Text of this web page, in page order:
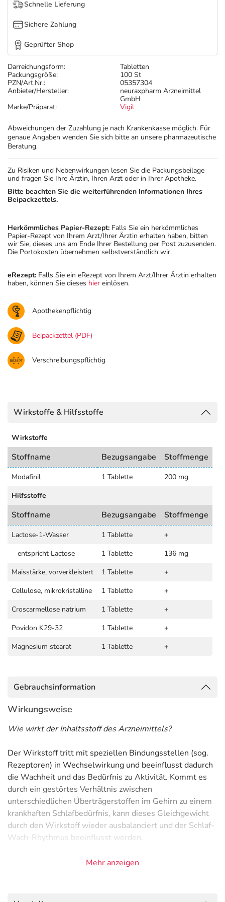
Tierapotheke
Vitamine & Mineralstoffe
Marken
Salus Deals
Darreichungsform:
Tabletten
Packungsgröße:
100 St
PZN/Art.Nr.:
05357304
Anbieter/Hersteller:
neuraxpharm Arzneimittel
GmbH
Marke/Präparat:
Vigil
Abweichungen der Zuzahlung je nach Krankenkasse möglich. Für
genaue Angaben wenden Sie sich bitte an unsere pharmazeutische
Beratung.
Schnelle Lieferung
Sichere Zahlung
Geprüfter Shop
Zu Risiken und Nebenwirkungen lesen Sie die Packungsbeilage
und fragen Sie Ihre Ärztin, Ihren Arzt oder in Ihrer Apotheke.
Bitte beachten Sie die weiterführenden Informationen Ihres
Beipackzettels.
Herkömmliches Papier-Rezept: Falls Sie ein herkömmliches
Papier-Rezept von Ihrem Arzt/Ihrer Ärztin erhalten haben, bitten
wir Sie, dieses uns am Ende Ihrer Bestellung per Post zuzusenden.
Die Portokosten übernehmen selbstverständlich wir.
eRezept: Falls Sie ein eRezept von Ihrem Arzt/Ihrer Ärztin erhalten
haben, können Sie dieses hier einlösen.
Apothekenpflichtig
Beipackzettel (PDF)
Verschreibungspflichtig
Wirkstoffe & Hilfsstoffe
Wirkstoffe
Stoffname Bezugsangabe Stoffmenge
Modafinil 1 Tablette
200 mg
Hilfsstoffe
Stoffname Bezugsangabe Stoffmenge
Lactose-1-Wasser 1 Tablette
+
entspricht Lactose
1 Tablette
136 mg
Maisstärke, vorverkleistert
1 Tablette
+
Cellulose, mikrokristalline
1 Tablette
+
Croscarmellose natrium
1 Tablette
+
Povidon K29-32
1 Tablette
+
Magnesium stearat
1 Tablette +
Gebrauchsinformation
Wirkungsweise
Wie wirkt der Inhaltsstoff des Arzneimittels?
Der Wirkstoff tritt mit speziellen Bindungsstellen (sog.
Rezeptoren) in Wechselwirkung und beeinflusst dadurch
die Wachheit und das Bedürfnis zu Aktivität. Kommt es
durch ein gestörtes Verhältnis zwischen
unterschiedlichen Überträgerstoffen im Gehirn zu einem
krankhaften Schlafbedürfnis, kann dieses Gleichgewicht
durch den Wirkstoff wieder ausbalanciert und der Schlaf-
Wach-Rhythmus beeinflusst werden.
AnwendungsgebieteMehr anzeigen